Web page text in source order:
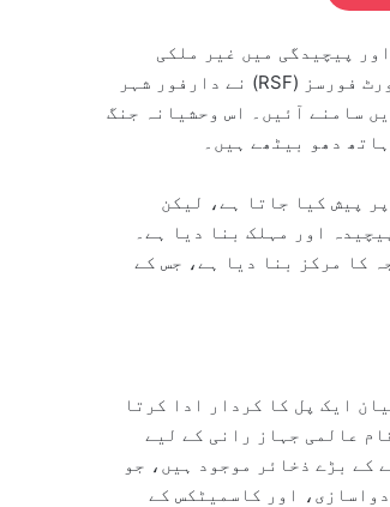
پیچیدگی میں غیر ملکی
طاقتوں کی مداخلت نے مزید اضافہ کیا ہے۔ گزشتہ ہفتے باغیوں کی ریپڈ سپورٹ فورسز (RSF) نے دارفور شہر
سامنے آئیں۔ اس وحشیانہ جنگ
دھو بیٹھے ہیں۔
پیش کیا جاتا ہے، لیکن
اور مہلک بنا دیا ہے۔
کا مرکز بنا دیا ہے، جس کے
ایک پل کا کردار ادا کرتا
سوڈان کا مقام عالمی جہاز رانی کے لیے
کے بڑے ذخائر موجود ہیں، جو
اور کاسمیٹکس کے